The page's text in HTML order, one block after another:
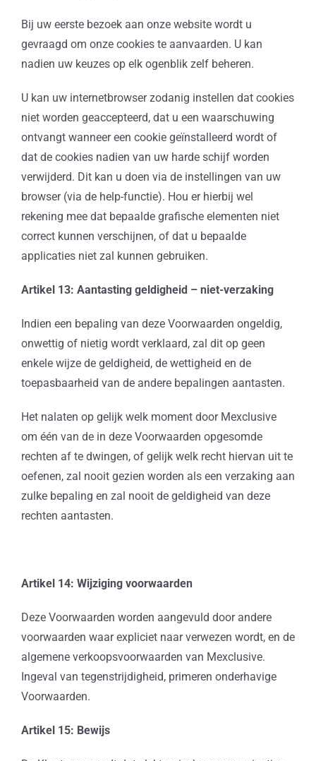
Bij uw eerste bezoek aan onze website wordt u
gevraagd om onze cookies te aanvaarden. U kan
nadien uw keuzes op elk ogenblik zelf beheren.
U kan uw internetbrowser zodanig instellen dat cookies
niet worden geaccepteerd, dat u een waarschuwing
ontvangt wanneer een cookie geïnstalleerd wordt of
dat de cookies nadien van uw harde schijf worden
verwijderd. Dit kan u doen via de instellingen van uw
browser (via de help-functie). Hou er hierbij wel
rekening mee dat bepaalde grafische elementen niet
correct kunnen verschijnen, of dat u bepaalde
applicaties niet zal kunnen gebruiken.
Artikel 13: Aantasting geldigheid – niet-verzaking
Indien een bepaling van deze Voorwaarden ongeldig,
onwettig of nietig wordt verklaard, zal dit op geen
enkele wijze de geldigheid, de wettigheid en de
toepasbaarheid van de andere bepalingen aantasten.
Het nalaten op gelijk welk moment door Mexclusive
om één van de in deze Voorwaarden opgesomde
rechten af te dwingen, of gelijk welk recht hiervan uit te
oefenen, zal nooit gezien worden als een verzaking aan
zulke bepaling en zal nooit de geldigheid van deze
rechten aantasten.
Artikel 14: Wijziging voorwaarden
Deze Voorwaarden worden aangevuld door andere
voorwaarden waar expliciet naar verwezen wordt, en de
algemene verkoopsvoorwaarden van Mexclusive.
Ingeval van tegenstrijdigheid, primeren onderhavige
Voorwaarden.
Artikel 15: Bewijs